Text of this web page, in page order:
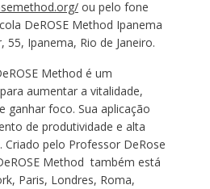
org/ou pelo fone
DeROSE Method Ipanema
55, Ipanema, Rio de Janeiro.
Method é um
aumentar a vitalidade,
ganhar foco. Sua aplicação
de produtividade e alta
Criado pelo Professor DeRose
Method também está
Paris, Londres, Roma,